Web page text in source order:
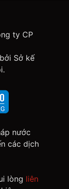
ty CP
Sở kế
nước
các dịch
lòng liên